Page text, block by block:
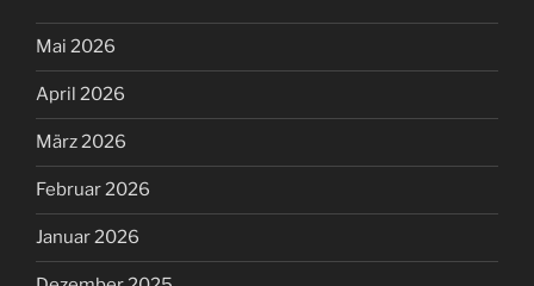
Mai 2026
April 2026
März 2026
Februar 2026
Januar 2026